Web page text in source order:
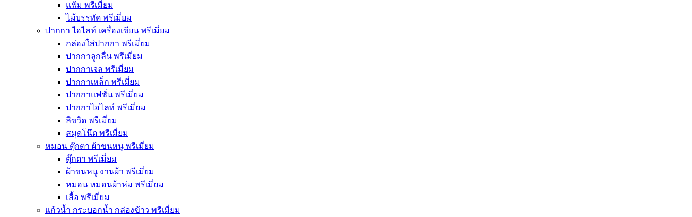
แฟ้ม พรีเมี่ยม
ไม้บรรทัด พรีเมี่ยม
ปากกา ไฮไลท์ เครื่องเขียน พรีเมี่ยม
กล่องใส่ปากกา พรีเมี่ยม
ปากกาลูกลื่น พรีเมี่ยม
ปากกาเจล พรีเมี่ยม
ปากกาเหล็ก พรีเมี่ยม
ปากกาแฟชั่น พรีเมี่ยม
ปากกาไฮไลท์ พรีเมี่ยม
ลิขวิด พรีเมี่ยม
สมุดโน๊ต พรีเมี่ยม
หมอน ตุ๊กตา ผ้าขนหนู พรีเมี่ยม
ตุ๊กตา พรีเมี่ยม
ผ้าขนหนู งานผ้า พรีเมี่ยม
หมอน หมอนผ้าห่ม พรีเมี่ยม
เสื้อ พรีเมี่ยม
แก้วน้ำ กระบอกน้ำ กล่องข้าว พรีเมี่ยม